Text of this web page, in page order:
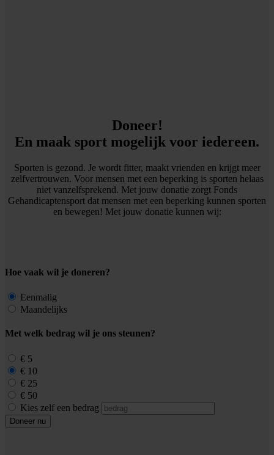
Doneer!
En maak sport mogelijk voor iedereen.
Sporten is gezond. Je wordt fitter, maakt vrienden en krijgt meer
zelfvertrouwen. Voor mensen met een beperking is sporten helaas
niet vanzelfsprekend. Met jouw donatie zorgt Fonds
Gehandicaptensport dat mensen met een beperking kunnen sporten
en bewegen! Met jouw donatie kunnen wij:
Hoe vaak wil je doneren?
Eenmalig
Maandelijks
Met welk bedrag wil je ons steunen?
€ 5
€ 10
€ 25
€ 50
Kies zelf een bedrag
Doneer nu